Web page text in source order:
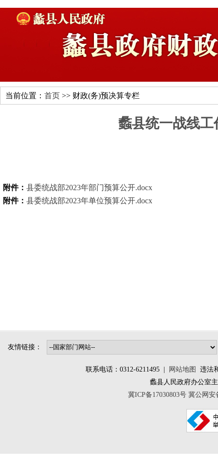
当前位置： 首页 >> 财政(务)预决算专栏
蠡县统一战线工
附件： 县委统战部2023年部门预算公开.docx
附件： 县委统战部2023年单位预算公开.docx
友情链接：
联系电话：0312-6211495 | 网站地图
违法
蠡县人民政府办公
冀ICP备17030803号 冀公网安